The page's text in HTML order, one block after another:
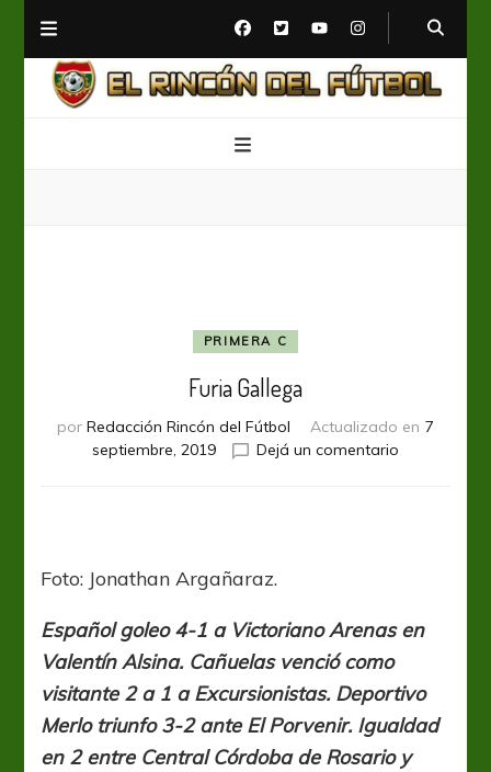
PRIMERA C
Furia Gallega
por Redacción Rincón del Fútbol Actualizado en 7
septiembre, 2019
Dejá un comentario
Foto: Jonathan Argañaraz.
Español goleo 4-1 a Victoriano Arenas en
Valentín Alsina. Cañuelas venció como
visitante 2 a 1 a Excursionistas. Deportivo
Merlo triunfo 3-2 ante El Porvenir. Igualdad
en 2 entre Central Córdoba de Rosario y